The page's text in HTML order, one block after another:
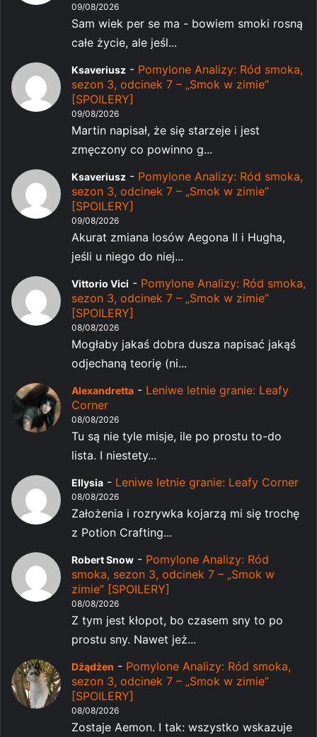
09/08/2026
Sam wiek per se ma - bowiem smoki rosną
całe życie, ale jeśl...
Ksaveriusz - Pomylone Analizy: Ród smoka,
sezon 3, odcinek 7 – „Smok w zimie”
[SPOILERY]
09/08/2026
Martin napisał, że się starzeje i jest
zmęczony co powinno g...
Ksaveriusz - Pomylone Analizy: Ród smoka,
sezon 3, odcinek 7 – „Smok w zimie”
[SPOILERY]
09/08/2026
Akurat zmiana losów Aegona II i Hugha,
jeśli u niego do niej...
Vittorio Vici - Pomylone Analizy: Ród smoka,
sezon 3, odcinek 7 – „Smok w zimie”
[SPOILERY]
08/08/2026
Mogłaby jakaś dobra dusza napisać jakąś
odjechaną teorię (ni...
Alexandretta - Leniwe letnie granie: Leafy
Corner
08/08/2026
Tu są nie tyle misje, ile po prostu to-do
lista. I niestety...
Ellysia - Leniwe letnie granie: Leafy Corner
08/08/2026
Założenia i rozrywka kojarzą mi się trochę
z Potion Crafting...
Robert Snow - Pomylone Analizy: Ród
smoka, sezon 3, odcinek 7 – „Smok w
zimie” [SPOILERY]
08/08/2026
Z tym jest kłopot, bo czasem sny to po
prostu sny. Nawet jeż...
Dżądżen - Pomylone Analizy: Ród smoka,
sezon 3, odcinek 7 – „Smok w zimie”
[SPOILERY]
08/08/2026
Zostaje Aemon. I tak: wszystko wskazuje